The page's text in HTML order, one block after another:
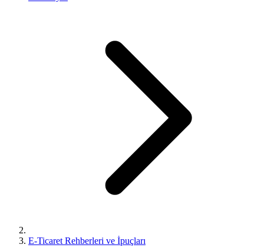
E-Ticaret Rehberleri ve İpuçları